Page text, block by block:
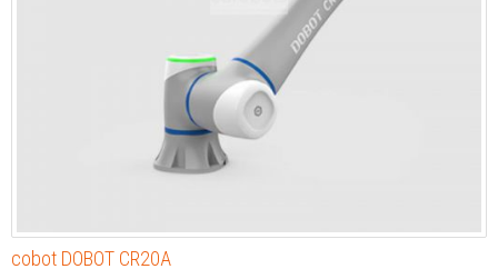
cobot DOBOT CR20A